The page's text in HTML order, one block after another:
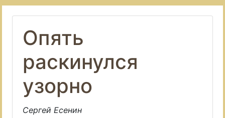
Опять
раскинулся
узорно
Сергей Есенин